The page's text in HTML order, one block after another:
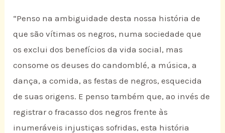
“Penso na ambiguidade desta nossa história de
que são vítimas os negros, numa sociedade que
os exclui dos benefícios da vida social, mas
consome os deuses do candomblé, a música, a
dança, a comida, as festas de negros, esquecida
de suas origens. E penso também que, ao invés de
registrar o fracasso dos negros frente às
inumeráveis injustiças sofridas, esta história